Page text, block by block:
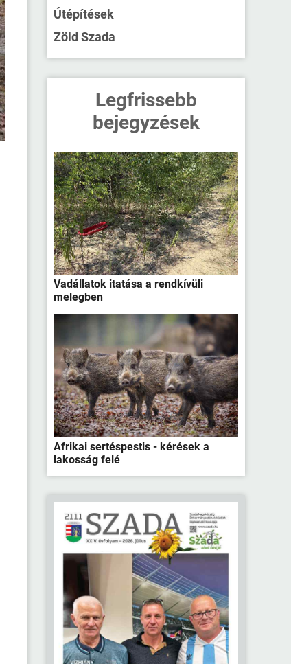
Útépítések
Zöld Szada
Legfrissebb
bejegyzések
Vadállatok itatása a rendkívüli
melegben
Afrikai sertéspestis - kérések a
lakosság felé